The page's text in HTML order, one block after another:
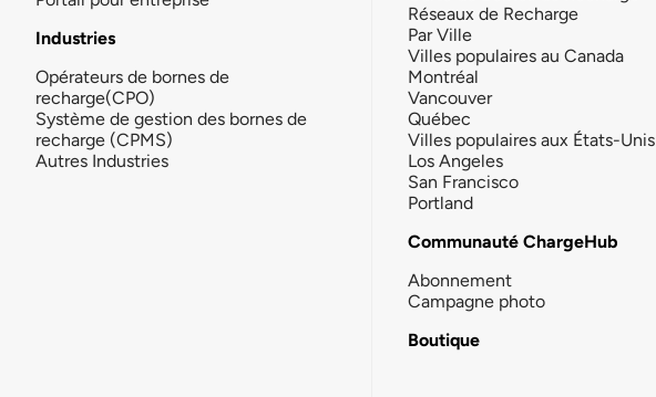
Industries
Opérateurs de bornes de
recharge(CPO)
Système de gestion des bornes de
recharge (CPMS)
Autres Industries
Réseaux de Recharge
Par Ville
Villes populaires au Canada
Montréal
Vancouver
Québec
Villes populaires aux États-Unis
Los Angeles
San Francisco
Portland
Communauté ChargeHub
Abonnement
Campagne photo
Boutique